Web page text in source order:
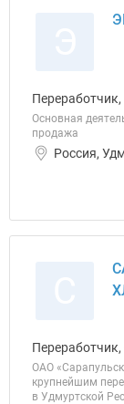
Основная
продажа
Россия,
ОАО
крупнейшим
в Удмуртской